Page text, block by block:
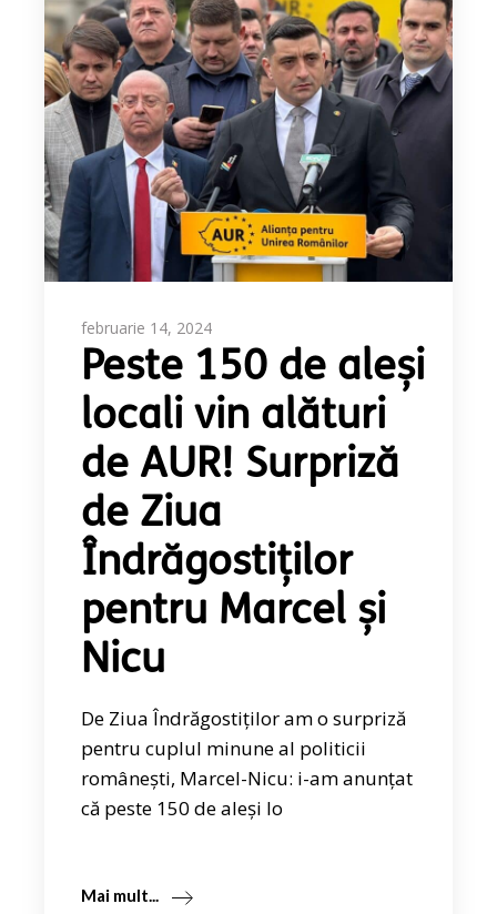
februarie 14, 2024
Peste 150 de aleși
locali vin alături
de AUR! Surpriză
de Ziua
Îndrăgostiților
pentru Marcel și
Nicu
De Ziua Îndrăgostiților am o surpriză
pentru cuplul minune al politicii
românești, Marcel-Nicu: i-am anunțat
că peste 150 de aleși lo
Mai mult...